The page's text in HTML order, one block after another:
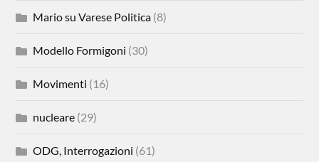
Mario su Varese Politica (8)
Modello Formigoni (30)
Movimenti (16)
nucleare (29)
ODG, Interrogazioni (61)